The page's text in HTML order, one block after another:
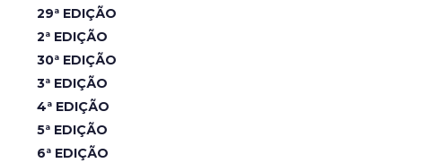
29ª EDIÇÃO
2ª EDIÇÃO
30ª EDIÇÃO
3ª EDIÇÃO
4ª EDIÇÃO
5ª EDIÇÃO
6ª EDIÇÃO